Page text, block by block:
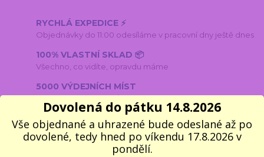
RYCHLÁ EXPEDICE ⚡
Objednávky do 11:00 odesíláme v pracovní dny ještě dnes
100% VLASTNÍ SKLAD 📦
Všechno, co vidíte, opravdu máme
5000 VÝDEJNÍCH MÍST
Do 1–2 pracovních dnů k vyzvednutí
🎁 14 LET NA TRHU
V dárcích se fakt vyznáme
Dovolená do pátku 14.8.2026
Vše objednané a uhrazené bude odeslané až po
dovolené, tedy hned po víkendu 17.8.2026 v
pondělí.